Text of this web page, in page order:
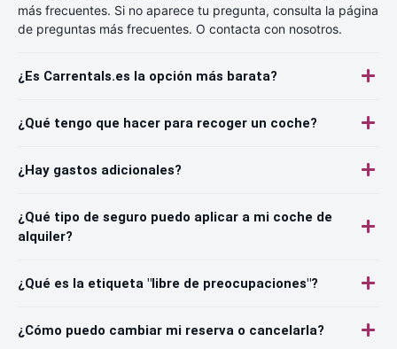
más frecuentes. Si no aparece tu pregunta, consulta la página
de preguntas más frecuentes. O contacta con nosotros.
¿Es Carrentals.es la opción más barata?
¿Qué tengo que hacer para recoger un coche?
¿Hay gastos adicionales?
¿Qué tipo de seguro puedo aplicar a mi coche de
alquiler?
¿Qué es la etiqueta "libre de preocupaciones"?
¿Cómo puedo cambiar mi reserva o cancelarla?